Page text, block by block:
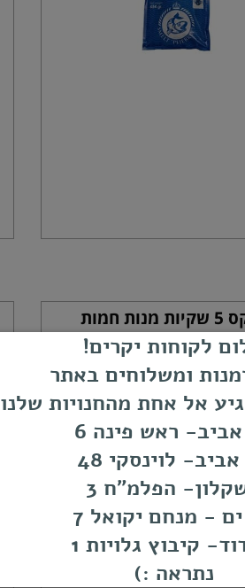
מיקס 5 שקיות מנות חמות
(המנות שאנחנו בוחרים
לחויות חדשות וחריפות)
לקוחות יקרים!
ומשלוחים באתר
אל אחת מהחנויות שלנו
ראש פינה 6
לוינסקי 48
הפלמ"ח 3
- מנחם יקואל 7
קיבוץ גלויות 1
נתראה :)